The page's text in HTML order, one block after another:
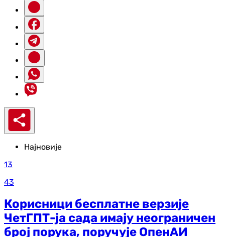
Најновије
13
43
Корисници бесплатне верзије
ЧетГПТ-ја сада имају неограничен
број порука, поручује ОпенАИ